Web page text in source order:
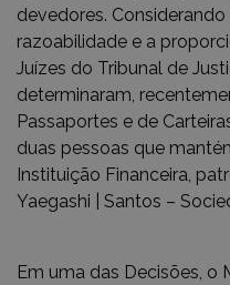
devedores.
razoabilidade e a
Juízes do Tribunal de
determinaram,
Passaportes e de
duas pessoas que
Instituição Financeira,
Yaegashi | Santos –
Em uma das Decisões, o